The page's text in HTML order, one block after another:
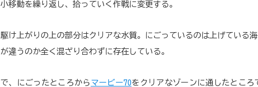
小移動を繰り返し、拾っていく作戦に変更する。
駆け上がりの上の部分はクリアな水質。にごっているのは上げている
が違うのか全く混ざり合わずに存在している。
で、にごったところから マービー70をクリアなゾーンに通したとこ